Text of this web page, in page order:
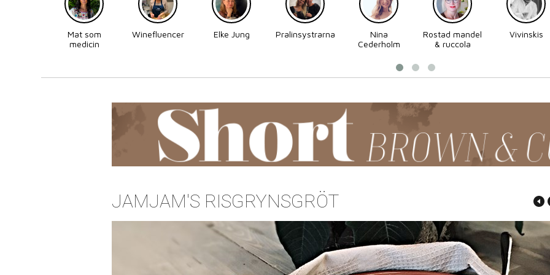
Mat som
medicin
Winefluencer Elke Jung Pralinsystrarna
Nina
Cederholm
Rostad mandel
& ruccola
Vivinskis
JAMJAM'S RISGRYNSGRÖT